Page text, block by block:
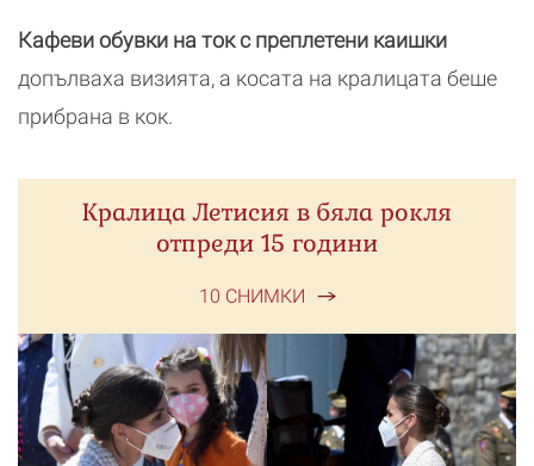
Кафеви обувки на ток с преплетени каишки
допълваха визията, а косата на кралицата беше
прибрана в кок.
Кралица Летисия в бяла рокля
отпреди 15 години
10 СНИМКИ